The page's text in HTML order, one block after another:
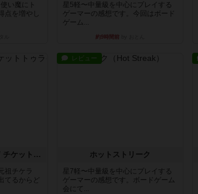
い魔にト
点を増やし
星5軽〜中量級を中心にプレイする
ゲーマーの感想です。今回はボード
ゲーム...
約9時間前
チケットトゥライド / チケットトゥライドアメリカ
祖チケラ
てるからど
レビュー
ホットストリーク
星7軽〜中量級を中心にプレイする
ゲーマーの感想です。ボードゲーム
会にて...